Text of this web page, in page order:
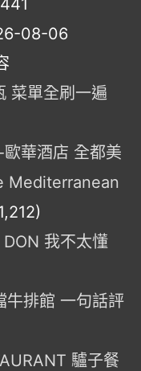
08-06
菜單全刷一遍
華酒店 全都美
Mediterranean
我不太懂
牛排館 一句話評
驢子餐